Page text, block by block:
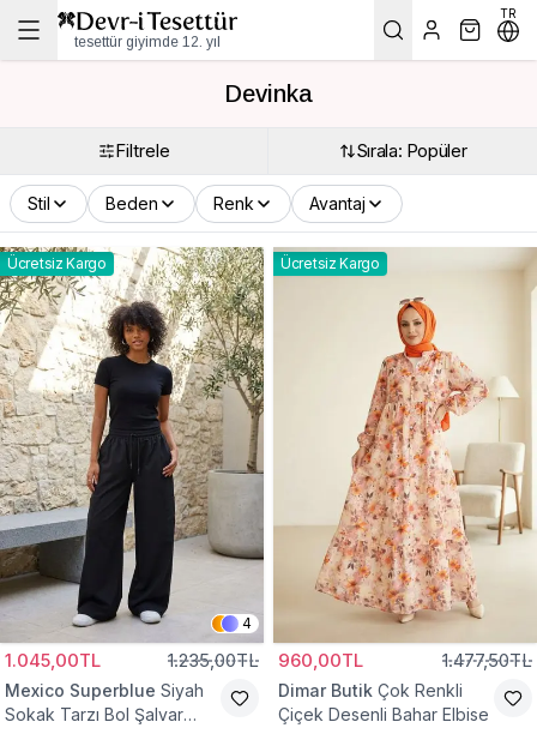
tesettür giyimde 12. yıl
TR
Devinka
Filtrele Sırala: Popüler
Stil Beden Renk Avantaj
Ücretsiz Kargo
4
1.045,00TL 1.235,00TL
Mexico Superblue Siyah
Sokak Tarzı Bol Şalvar
Ücretsiz Kargo
960,00TL 1.477,50TL
Dimar Butik Çok Renkli
Çiçek Desenli Bahar Elbise